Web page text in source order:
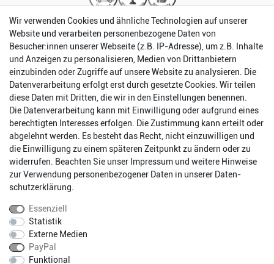
Impressum Daten­schutz­erklärung AGB
Barrierefreiheitserklärung
Wir verwenden Cookies und ähnliche Technologien auf unserer
Website und verarbeiten personenbezogene Daten von
Besucher:innen unserer Webseite (z.B. IP-Adresse), um z.B. Inhalte
und Anzeigen zu personalisieren, Medien von Drittanbietern
einzubinden oder Zugriffe auf unsere Website zu analysieren. Die
Datenverarbeitung erfolgt erst durch gesetzte Cookies. Wir teilen
diese Daten mit Dritten, die wir in den Einstellungen benennen.
Die Datenverarbeitung kann mit Einwilligung oder aufgrund eines
berechtigten Interesses erfolgen. Die Zustimmung kann erteilt oder
abgelehnt werden. Es besteht das Recht, nicht einzuwilligen und
die Einwilligung zu einem späteren Zeitpunkt zu ändern oder zu
widerrufen. Beachten Sie unser Impressum und weitere Hinweise
zur Verwendung personenbezogener Daten in unserer Daten­
schutz­erklärung
Essenziell
Statistik
Externe Medien
PayPal
Funktional